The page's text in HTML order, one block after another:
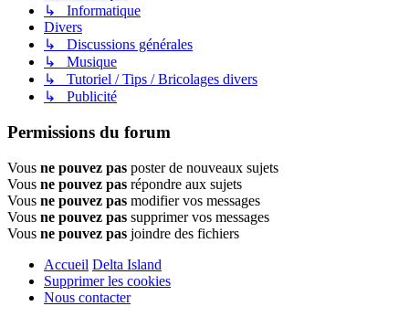
↳ Informatique
Divers
↳ Discussions générales
↳ Musique
↳ Tutoriel / Tips / Bricolages divers
↳ Publicité
Permissions du forum
Vous ne pouvez pas poster de nouveaux sujets
Vous ne pouvez pas répondre aux sujets
Vous ne pouvez pas modifier vos messages
Vous ne pouvez pas supprimer vos messages
Vous ne pouvez pas joindre des fichiers
Accueil Delta Island
Supprimer les cookies
Nous contacter